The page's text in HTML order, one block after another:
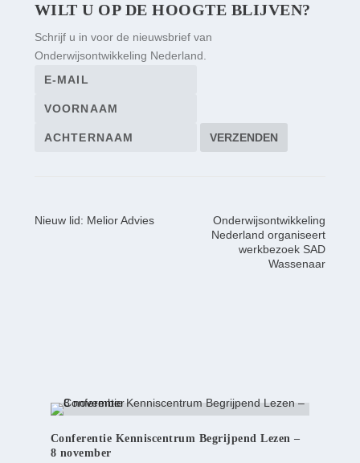
WILT U OP DE HOOGTE BLIJVEN?
Schrijf u in voor de nieuwsbrief van
Onderwijsontwikkeling Nederland.
Nieuw lid: Melior Advies
Onderwijsontwikkeling
Nederland organiseert
werkbezoek SAD
Wassenaar
Conferentie Kenniscentrum Begrijpend Lezen –
8 november